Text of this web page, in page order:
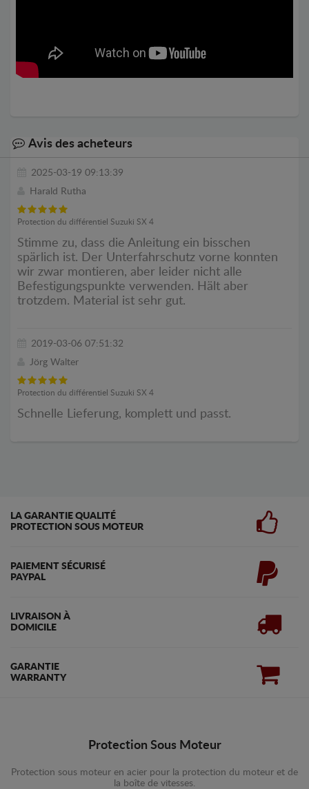
Avis des acheteurs
2025-03-19 09:13:39
Harald Rutha
Protection du différentiel Suzuki SX 4
Stimme zu, dass die Anleitung ein bisschen
spärlich ist. Der Unterfahrschutz vorne konnten
wir zwar montieren, aber leider nicht alle
Befestigungspunkte verwenden. Hält aber
trotzdem. Material ist sehr gut.
2019-03-06 07:51:32
Jörg Walter
Protection du différentiel Suzuki SX 4
Schnelle Lieferung, komplett und passt.
LA GARANTIE QUALITÉ
PROTECTION SOUS MOTEUR
PAIEMENT SÉCURISÉ
PAYPAL
LIVRAISON À
DOMICILE
GARANTIE
WARRANTY
Protection Sous Moteur
Protection sous moteur en acier pour la protection du moteur et de
la boîte de vitesses.